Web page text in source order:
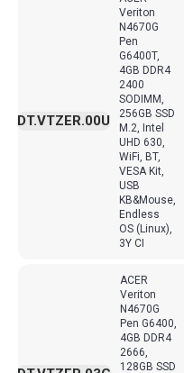
Veriton
N4670G
Pen
G6400T,
4GB DDR4
2400
SODIMM,
256GB SSD
M.2, Intel
UHD 630,
WiFi, BT,
VESA Kit,
USB
KB&Mouse,
Endless
OS (Linux),
3Y CI
DT.VTZER.00U
ACER
Veriton
N4670G
Pen G6400,
4GB DDR4
2666,
128GB SSD